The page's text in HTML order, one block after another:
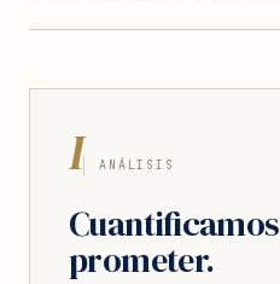
I ANÁLISIS
Cuantificamos
prometer.